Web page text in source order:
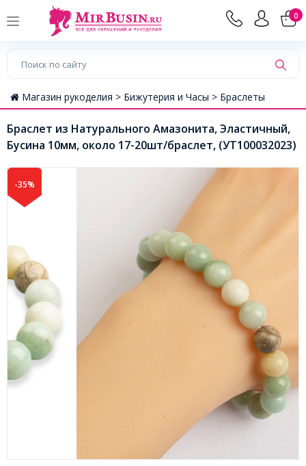
0
Магазин рукоделия > Бижутерия и Часы > Браслеты
Браслет из Натурального Амазонита, Эластичный,
Бусина 10мм, около 17-20шт/браслет, (УТ100032023)
-35%